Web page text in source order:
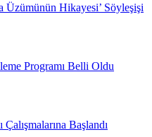
Üzümünün Hikayesi’ Söyleşişi
Programı Belli Oldu
Başlandı